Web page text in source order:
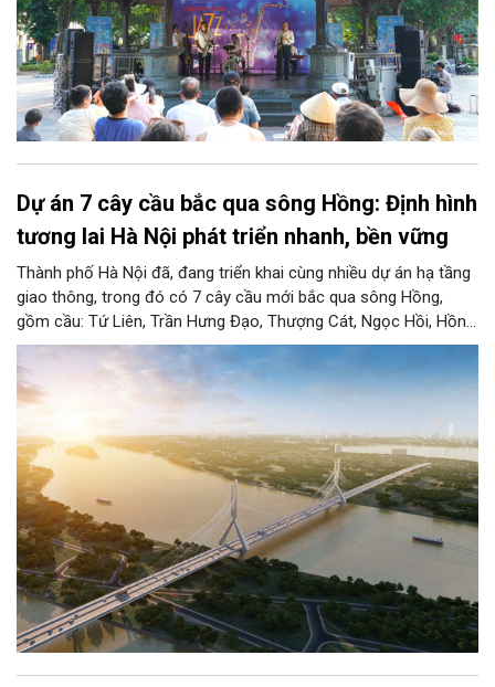
Dự án 7 cây cầu bắc qua sông Hồng: Định hình
tương lai Hà Nội phát triển nhanh, bền vững
Thành phố Hà Nội đã, đang triển khai cùng nhiều dự án hạ tầng
giao thông, trong đó có 7 cây cầu mới bắc qua sông Hồng,
gồm cầu: Tứ Liên, Trần Hưng Đạo, Thượng Cát, Ngọc Hồi, Hồng
Hà, Mễ Sở và Vân Phúc. 7 cây cầu này vừa giải bài toán hạ tầng
giao thông Thủ đô, vừa thể hiện tầm nhìn chiến lược và cuộc
cách mạng không gian để định hình tương lai phát triển bền
vững Thủ đô trong kỷ nguyên mới.